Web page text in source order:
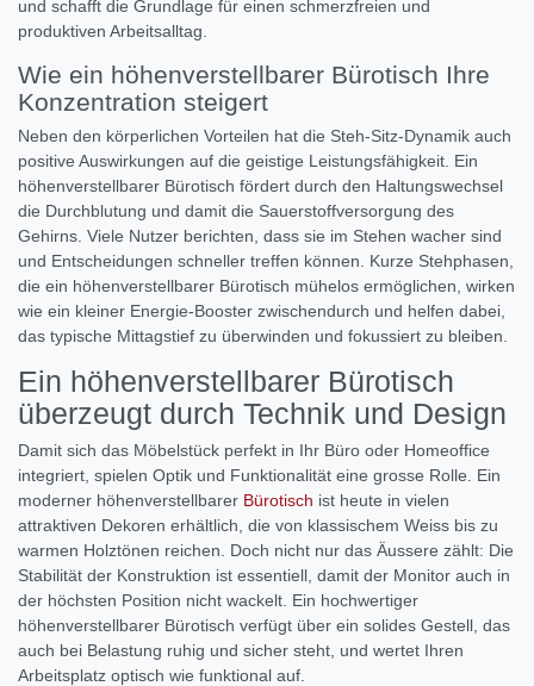
und schafft die Grundlage für einen schmerzfreien und
produktiven Arbeitsalltag.
Wie ein höhenverstellbarer Bürotisch Ihre
Konzentration steigert
Neben den körperlichen Vorteilen hat die Steh-Sitz-Dynamik auch
positive Auswirkungen auf die geistige Leistungsfähigkeit. Ein
höhenverstellbarer Bürotisch fördert durch den Haltungswechsel
die Durchblutung und damit die Sauerstoffversorgung des
Gehirns. Viele Nutzer berichten, dass sie im Stehen wacher sind
und Entscheidungen schneller treffen können. Kurze Stehphasen,
die ein höhenverstellbarer Bürotisch mühelos ermöglichen, wirken
wie ein kleiner Energie-Booster zwischendurch und helfen dabei,
das typische Mittagstief zu überwinden und fokussiert zu bleiben.
Ein höhenverstellbarer Bürotisch
überzeugt durch Technik und Design
Damit sich das Möbelstück perfekt in Ihr Büro oder Homeoffice
integriert, spielen Optik und Funktionalität eine grosse Rolle. Ein
moderner höhenverstellbarer Bürotisch ist heute in vielen
attraktiven Dekoren erhältlich, die von klassischem Weiss bis zu
warmen Holztönen reichen. Doch nicht nur das Äussere zählt: Die
Stabilität der Konstruktion ist essentiell, damit der Monitor auch in
der höchsten Position nicht wackelt. Ein hochwertiger
höhenverstellbarer Bürotisch verfügt über ein solides Gestell, das
auch bei Belastung ruhig und sicher steht, und wertet Ihren
Arbeitsplatz optisch wie funktional auf.